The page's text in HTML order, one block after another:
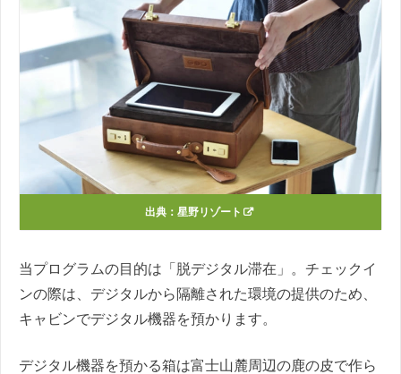
出典： 星野リゾート
当プログラムの目的は「脱デジタル滞在」。チェックイ
ンの際は、デジタルから隔離された環境の提供のため、
キャビンでデジタル機器を預かります。
デジタル機器を預かる箱は富士山麓周辺の鹿の皮で作ら